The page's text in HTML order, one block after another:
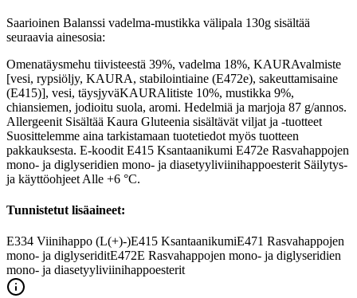
Saarioinen Balanssi vadelma-mustikka välipala 130g sisältää
seuraavia ainesosia:
Omenatäysmehu tiivisteestä 39%, vadelma 18%, KAURAvalmiste
[vesi, rypsiöljy, KAURA, stabilointiaine (E472e), sakeuttamisaine
(E415)], vesi, täysjyväKAURAlitiste 10%, mustikka 9%,
chiansiemen, jodioitu suola, aromi. Hedelmiä ja marjoja 87 g/annos.
Allergeenit Sisältää Kaura Gluteenia sisältävät viljat ja -tuotteet
Suosittelemme aina tarkistamaan tuotetiedot myös tuotteen
pakkauksesta. E-koodit E415 Ksantaanikumi E472e Rasvahappojen
mono- ja diglyseridien mono- ja diasetyyliviinihappoesterit Säilytys-
ja käyttöohjeet Alle +6 °C.
Tunnistetut lisäaineet:
E334 Viinihappo (L(+)-)E415 KsantaanikumiE471 Rasvahappojen
mono- ja diglyseriditE472E Rasvahappojen mono- ja diglyseridien
mono- ja diasetyyliviinihappoesterit